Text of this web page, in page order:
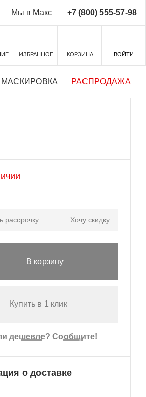
Мы в Макс +7 (800) 555-57-98
ИЗБРАННОЕ КОРЗИНА ВОЙТИ
МАСКИРОВКА РАСПРОДАЖА
Хочу скидку
В корзину
Купить в 1 клик
дешевле? Сообщите!
о доставке